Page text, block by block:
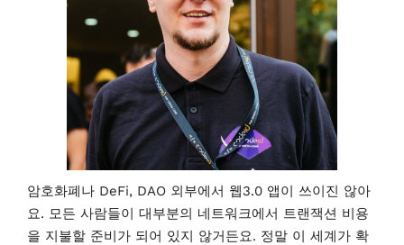
암호화폐나 DeFi, DAO 외부에서 웹3.0 앱이 쓰이진 않아
요. 모든 사람들이 대부분의 네트워크에서 트랜잭션 비용
을 지불할 준비가 되어 있지 않거든요. 정말 이 세계가 확